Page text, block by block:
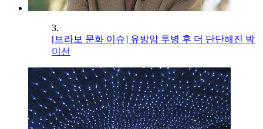
3.
[브라보 문화 이슈] 유방암 투병 후 더 단단해진 박
미선